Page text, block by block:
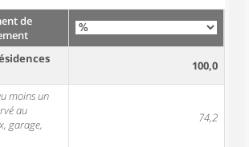
de
100,0
moins un
au
garage,
74,2